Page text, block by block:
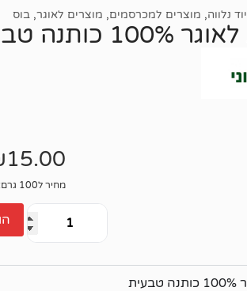
נלווה, מוצרים למכרסמים, מוצרים לאוגר, בוס
כותנה טבעית
15.00
מחיר ל100 גרם: 50₪